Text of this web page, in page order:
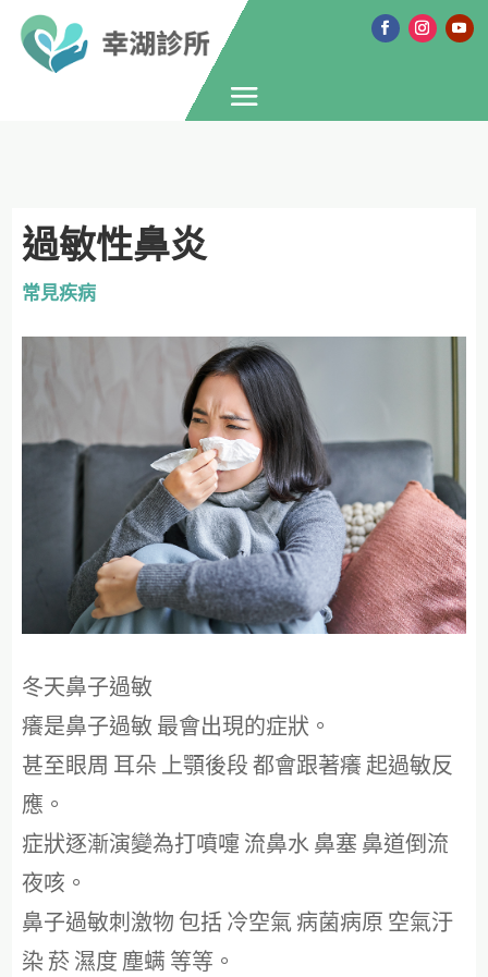
過敏性鼻炎
常見疾病
冬天鼻子過敏
癢是鼻子過敏 最會出現的症狀。
甚至眼周 耳朵 上顎後段 都會跟著癢 起過敏反
應。
症狀逐漸演變為打噴嚏 流鼻水 鼻塞 鼻道倒流
夜咳。
鼻子過敏刺激物 包括 冷空氣 病菌病原 空氣汙
染 菸 濕度 塵螨 等等。